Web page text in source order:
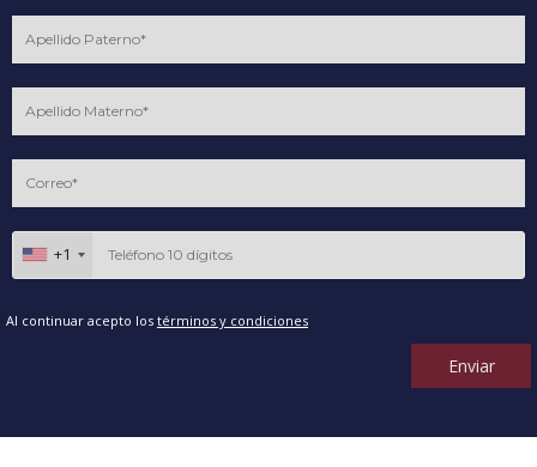
+1
Al continuar acepto los términos y condiciones
Enviar